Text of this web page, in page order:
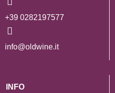
+39 0282197577
info@oldwine.it
INFO